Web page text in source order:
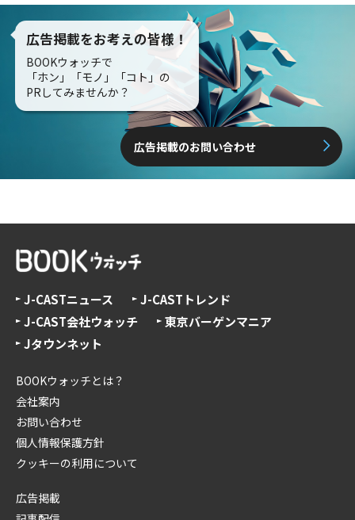
広告掲載をお考えの皆様！
BOOKウォッチで
「ホン」「モノ」「コト」の
PRしてみませんか？
広告掲載のお問い合わせ
J-CASTニュース
J-CASTトレンド
J-CAST会社ウォッチ
東京バーゲンマニア
Jタウンネット
BOOKウォッチとは？
会社案内
お問い合わせ
個人情報保護方針
クッキーの利用について
広告掲載